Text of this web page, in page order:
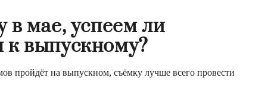
в мае, успеем ли
выпускному?
пройдёт на выпускном, съёмку лучше всего провести